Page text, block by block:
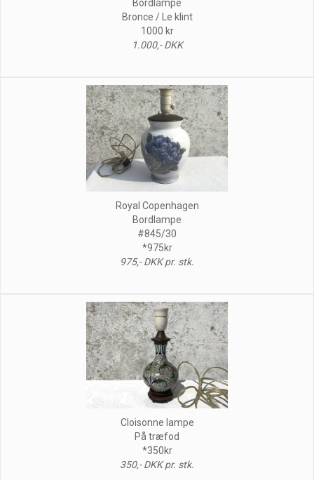
Bordlampe
Bronce / Le klint
1000 kr
1.000,- DKK
Royal Copenhagen
Bordlampe
#845/30
*975kr
975,- DKK pr. stk.
Cloisonne lampe
På træfod
*350kr
350,- DKK pr. stk.